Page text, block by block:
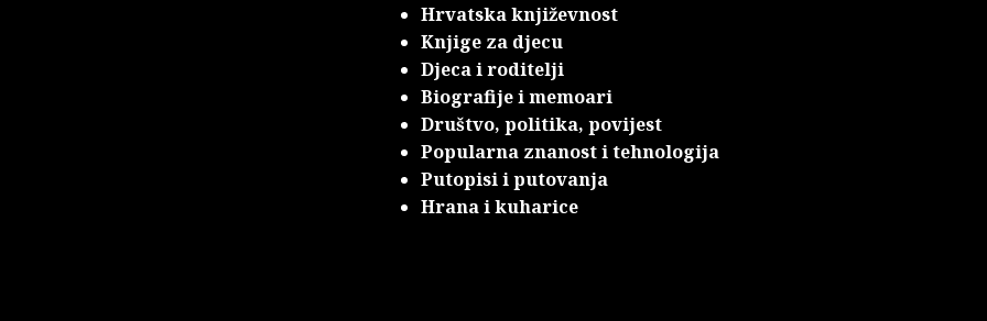
Hrvatska književnost
Knjige za djecu
Djeca i roditelji
Biografije i memoari
Društvo, politika, povijest
Popularna znanost i tehnologija
Putopisi i putovanja
Hrana i kuharice